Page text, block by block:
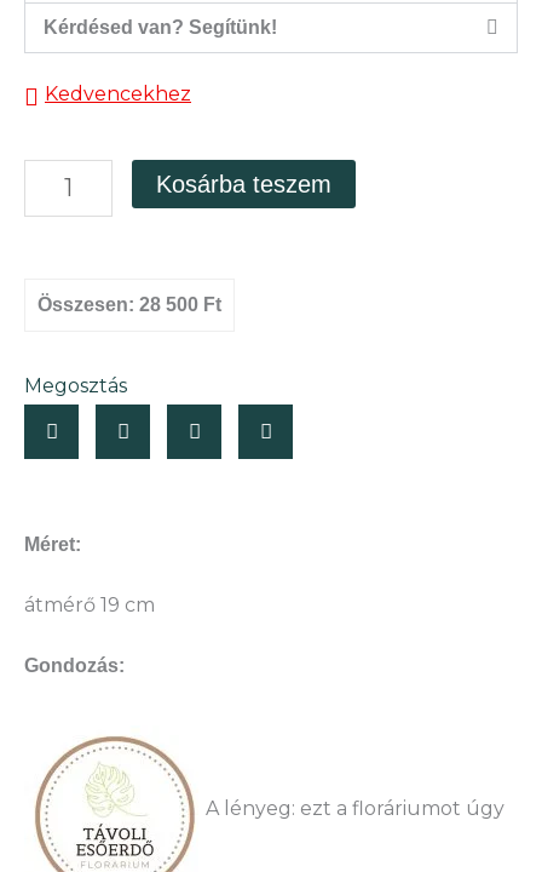
Méret:
átmérő 19 cm
Gondozás:
A lényeg: ezt a floráriumot úgy
Kérdésed van? Segítünk!
Kedvencekhez
florárium
"Buddha"
Kosárba teszem
Összesen: 28 500 Ft
Megosztás